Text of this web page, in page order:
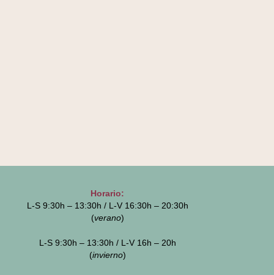
Horario:
L-S 9:30h – 13:30h / L-V 16:30h – 20:30h
(verano)
L-S 9:30h – 13:30h / L-V 16h – 20h
(invierno)